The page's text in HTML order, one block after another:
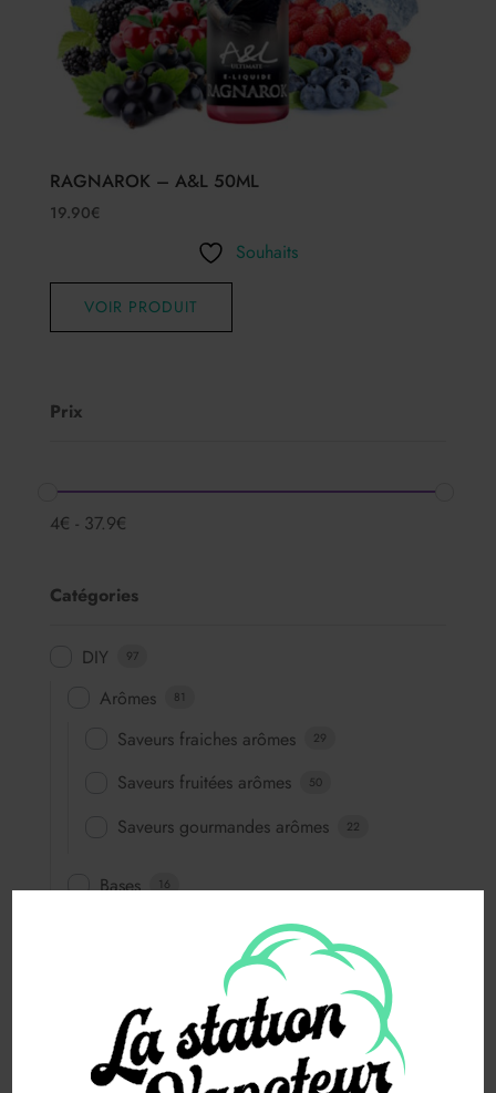
RAGNAROK – A&L 50ML
19.90€
Souhaits
VOIR PRODUIT
Prix
4€ - 37.9€
Catégories
DIY 97
Arômes 81
Saveurs fraiches arômes 29
Saveurs fruitées arômes 50
Saveurs gourmandes arômes 22
Bases 16
50 ML
E-liquide 50ML